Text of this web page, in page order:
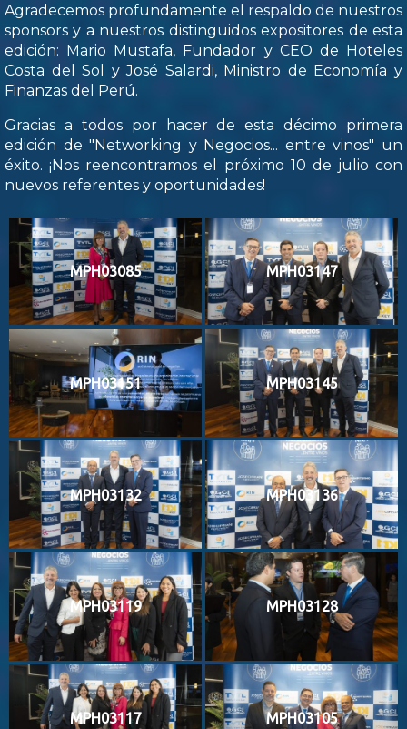
Agradecemos profundamente el respaldo de nuestros
sponsors y a nuestros distinguidos expositores de esta
edición: Mario Mustafa, Fundador y CEO de Hoteles
Costa del Sol y José Salardi, Ministro de Economía y
Finanzas del Perú.
Gracias a todos por hacer de esta décimo primera
edición de "Networking y Negocios... entre vinos" un
éxito. ¡Nos reencontramos el próximo 10 de julio con
nuevos referentes y oportunidades!
MPH03085 MPH03147
MPH03151 MPH03145
MPH03132 MPH03136
MPH03119 MPH03128
MPH03117 MPH03105